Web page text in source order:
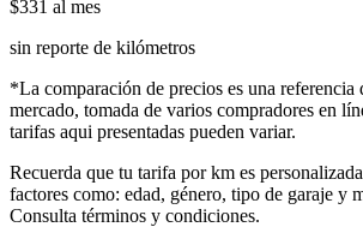
$331 al mes
sin reporte de kilómetros
*La comparación de precios es una referencia
mercado, tomada de varios compradores en
tarifas aqui presentadas pueden variar.
Recuerda que tu tarifa por km es
factores como: edad, género, tipo de garaje y
Consulta términos y condiciones.